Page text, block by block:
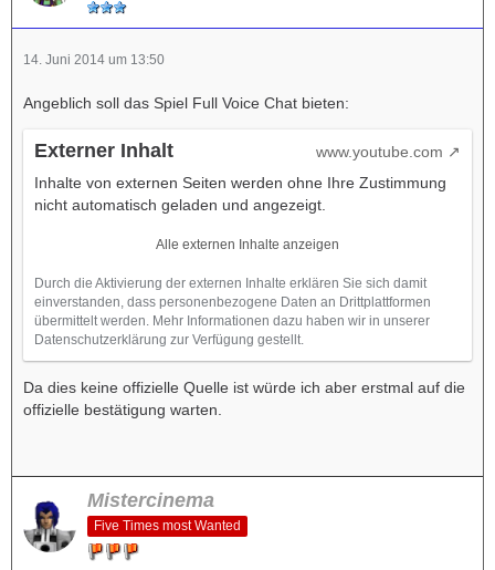
14. Juni 2014 um 13:50
Angeblich soll das Spiel Full Voice Chat bieten:
Externer Inhalt
www.youtube.com
Inhalte von externen Seiten werden ohne Ihre Zustimmung
nicht automatisch geladen und angezeigt.
Alle externen Inhalte anzeigen
Durch die Aktivierung der externen Inhalte erklären Sie sich damit
einverstanden, dass personenbezogene Daten an Drittplattformen
übermittelt werden. Mehr Informationen dazu haben wir in unserer
Datenschutzerklärung zur Verfügung gestellt.
Da dies keine offizielle Quelle ist würde ich aber erstmal auf die
offizielle bestätigung warten.
Mistercinema
Five Times most Wanted